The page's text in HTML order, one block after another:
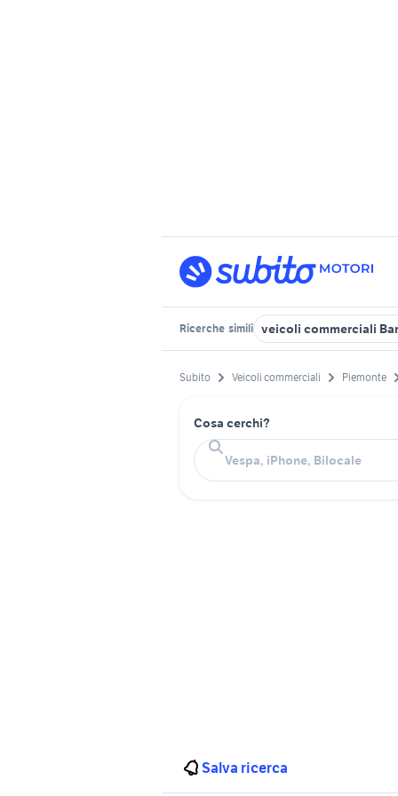
Ricerche simili veicoli commerciali
Subito Veicoli commerciali Piemonte
Cosa cerchi?
Salva ricerca